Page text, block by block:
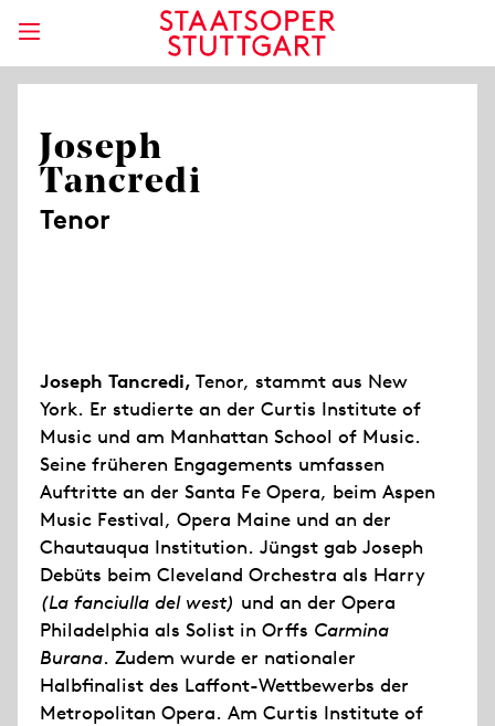
Joseph
Tancredi
Tenor
Joseph Tancredi, Tenor, stammt aus New
York. Er studierte an der Curtis Institute of
Music und am Manhattan School of Music.
Seine früheren Engagements umfassen
Auftritte an der Santa Fe Opera, beim Aspen
Music Festival, Opera Maine und an der
Chautauqua Institution. Jüngst gab Joseph
Debüts beim Cleveland Orchestra als Harry
(La fanciulla del west) und an der Opera
Philadelphia als Solist in Orffs Carmina
Burana. Zudem wurde er nationaler
Halbfinalist des Laffont-Wettbewerbs der
Metropolitan Opera. Am Curtis Institute of